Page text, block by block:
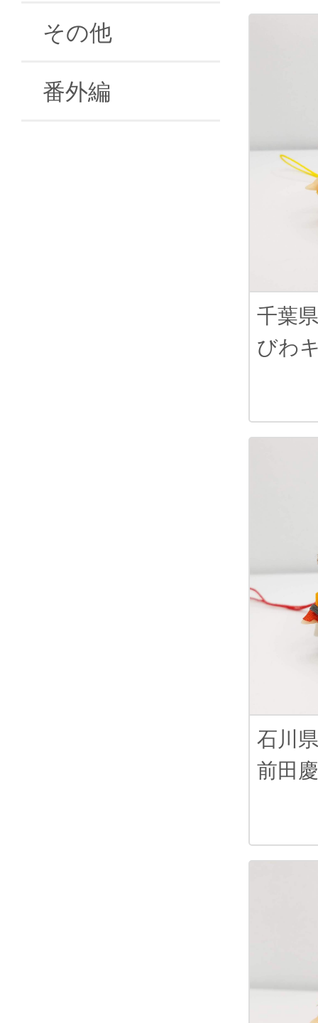
その他
番外編
千葉県
びわ
石川県
前田